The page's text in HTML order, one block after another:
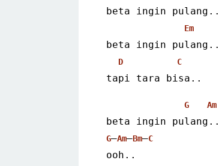
beta ingin pulang..
Em
beta ingin pulang..
D C
tapi tara bisa..
G Am
beta ingin pulang..
G–Am–Bm–C
ooh..